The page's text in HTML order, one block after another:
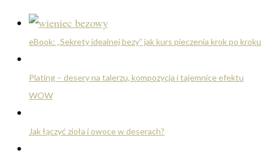
eBook: „Sekrety idealnej bezy” jak kurs pieczenia krok po kroku
Plating – desery na talerzu, kompozycja i tajemnice efektu
WOW
Jak łączyć zioła i owoce w deserach?